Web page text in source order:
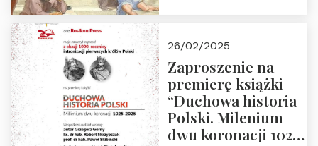
26/02/2025
Zaproszenie na
premierę książki
“Duchowa historia
Polski. Milenium
dwu koronacji 1025-